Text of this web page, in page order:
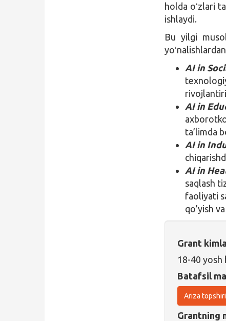
holda oʻzlari
ishlaydi.
Bu yilgi
AI in
AI in
ta’limda
AI in
AI in
saqlash
faoliyati
qo’yish
Grant
18-40 yosh
Batafsil
Ariza
Grantning